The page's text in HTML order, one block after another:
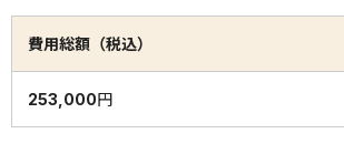
費用総額（税込）
253,000円